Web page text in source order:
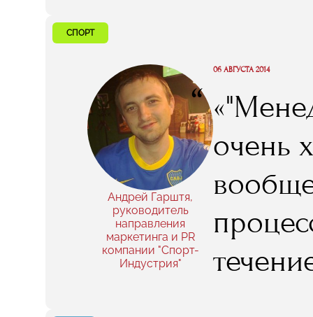
новых
А в
очень
дело».
СПОРТ
Андрей Гарштя,
руководитель
направления
маркетинга и PR
компании "Спорт-
Индустрия"
“
06 АВГУСТА 2014
очень